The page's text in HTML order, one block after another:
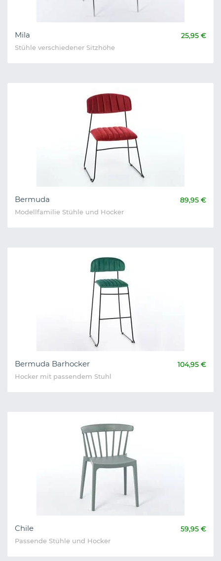
Mila 25,95 €
Stühle verschiedener Sitzhöhe
Bermuda 89,95 €
Modellfamilie Stühle und Hocker
Bermuda Barhocker 104,95 €
Hocker mit passendem Stuhl
Chile 59,95 €
Passende Stühle und Hocker